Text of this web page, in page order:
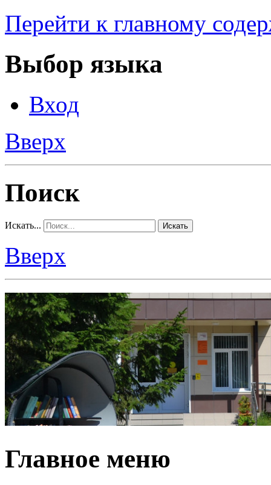
Перейти к главному
Выбор языка
Вход
Вверх
Поиск
Искать... Искать
Вверх
Главное меню